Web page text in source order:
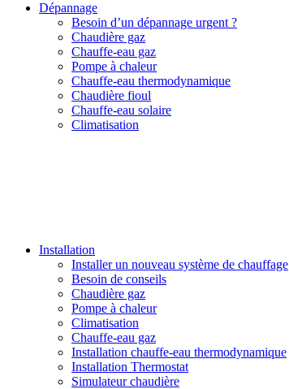
Dépannage
Besoin d’un dépannage urgent ?
Chaudière gaz
Chauffe-eau gaz
Pompe à chaleur
Chauffe-eau thermodynamique
Chaudière fioul
Chauffe-eau solaire
Climatisation
Installation
Installer un nouveau système de chauffage
Besoin de conseils
Chaudière gaz
Pompe à chaleur
Climatisation
Chauffe-eau gaz
Installation chauffe-eau thermodynamique
Installation Thermostat
Simulateur chaudière